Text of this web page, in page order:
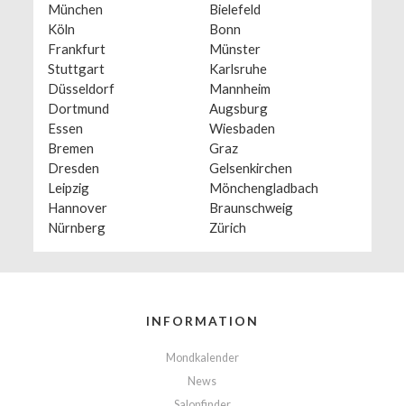
München
Köln
Frankfurt
Stuttgart
Düsseldorf
Dortmund
Essen
Bremen
Dresden
Leipzig
Hannover
Nürnberg
Bielefeld
Bonn
Münster
Karlsruhe
Mannheim
Augsburg
Wiesbaden
Graz
Gelsenkirchen
Mönchengladbach
Braunschweig
Zürich
INFORMATION
Mondkalender
News